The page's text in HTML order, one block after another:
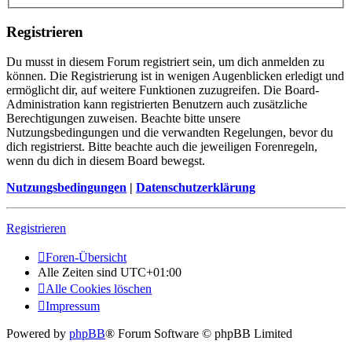
Registrieren
Du musst in diesem Forum registriert sein, um dich anmelden zu
können. Die Registrierung ist in wenigen Augenblicken erledigt und
ermöglicht dir, auf weitere Funktionen zuzugreifen. Die Board-
Administration kann registrierten Benutzern auch zusätzliche
Berechtigungen zuweisen. Beachte bitte unsere
Nutzungsbedingungen und die verwandten Regelungen, bevor du
dich registrierst. Bitte beachte auch die jeweiligen Forenregeln,
wenn du dich in diesem Board bewegst.
Nutzungsbedingungen | Datenschutzerklärung
Registrieren
Foren-Übersicht
Alle Zeiten sind UTC+01:00
Alle Cookies löschen
Impressum
Powered by phpBB® Forum Software © phpBB Limited